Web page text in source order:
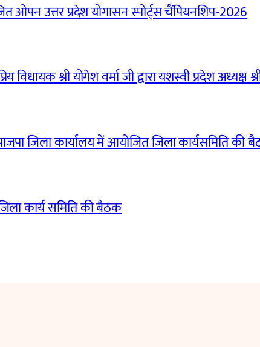
उत्तर प्रदेश योगासन स्पोर्ट्स चैंपियनशिप-2026
विधायक श्री योगेश वर्मा जी द्वारा यशस्वी प्रदेश
जिला कार्यालय में आयोजित जिला कार्यसमिति की
कार्य समिति की बैठक